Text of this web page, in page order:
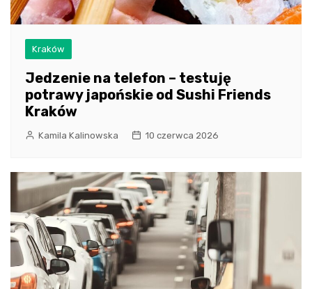
Kraków
Jedzenie na telefon – testuję
potrawy japońskie od Sushi Friends
Kraków
Kamila Kalinowska 10 czerwca 2026